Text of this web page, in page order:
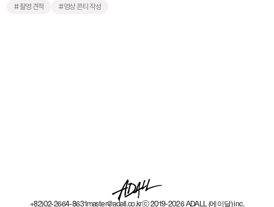
#촬영 견적 #영상 콘티 작성
+82)02-2664-8631master@adall.co.krⓒ 2019-2026 ADALL (에이달) inc.